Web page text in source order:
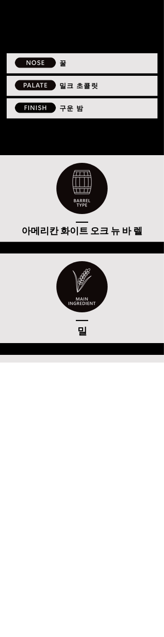
꿀
밀크 초콜릿
구운 밤
____
아메리칸 화이트 오크 뉴 바 렐
____
밀